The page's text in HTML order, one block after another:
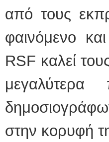
από τους
φαινόμενο
RSF καλεί
στην κορυφή